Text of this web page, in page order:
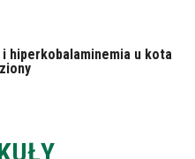
hiperkobalaminemia u kota